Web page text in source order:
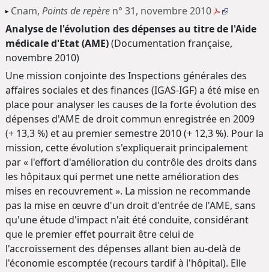
Cnam, Points de repère n° 31, novembre 2010
Analyse de l'évolution des dépenses au titre de l'Aide
médicale d'Etat (AME)(Documentation française,
novembre 2010)
Une mission conjointe des Inspections générales des
affaires sociales et des finances (IGAS-IGF) a été mise en
place pour analyser les causes de la forte évolution des
dépenses d'AME de droit commun enregistrée en 2009
(+ 13,3 %) et au premier semestre 2010 (+ 12,3 %). Pour la
mission, cette évolution s'expliquerait principalement
par « l'effort d'amélioration du contrôle des droits dans
les hôpitaux qui permet une nette amélioration des
mises en recouvrement ». La mission ne recommande
pas la mise en œuvre d'un droit d'entrée de l'AME, sans
qu'une étude d'impact n'ait été conduite, considérant
que le premier effet pourrait être celui de
l'accroissement des dépenses allant bien au-delà de
l'économie escomptée (recours tardif à l'hôpital). Elle